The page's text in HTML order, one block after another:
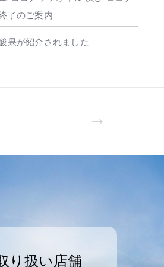
了のご案内
果が紹介されました
り扱い店舗